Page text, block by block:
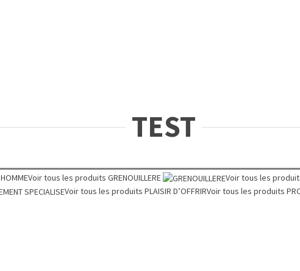
HOMMEVoir tous les produits GRENOUILLERE Voir tous les
Voir tous les produits PLAISIR D’OFFRIRVoir tous les produits
TEST